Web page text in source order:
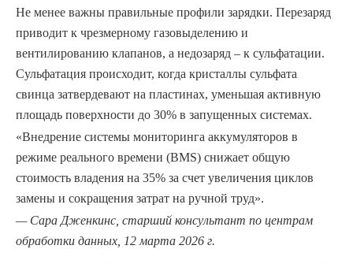
Не менее важны правильные профили зарядки. Перезаряд
приводит к чрезмерному газовыделению и
вентилированию клапанов, а недозаряд – к сульфатации.
Сульфатация происходит, когда кристаллы сульфата
свинца затвердевают на пластинах, уменьшая активную
площадь поверхности до 30% в запущенных системах.
«Внедрение системы мониторинга аккумуляторов в
режиме реального времени (BMS) снижает общую
стоимость владения на 35% за счет увеличения циклов
замены и сокращения затрат на ручной труд».
— Сара Дженкинс, старший консультант по центрам
обработки данных, 12 марта 2026 г.